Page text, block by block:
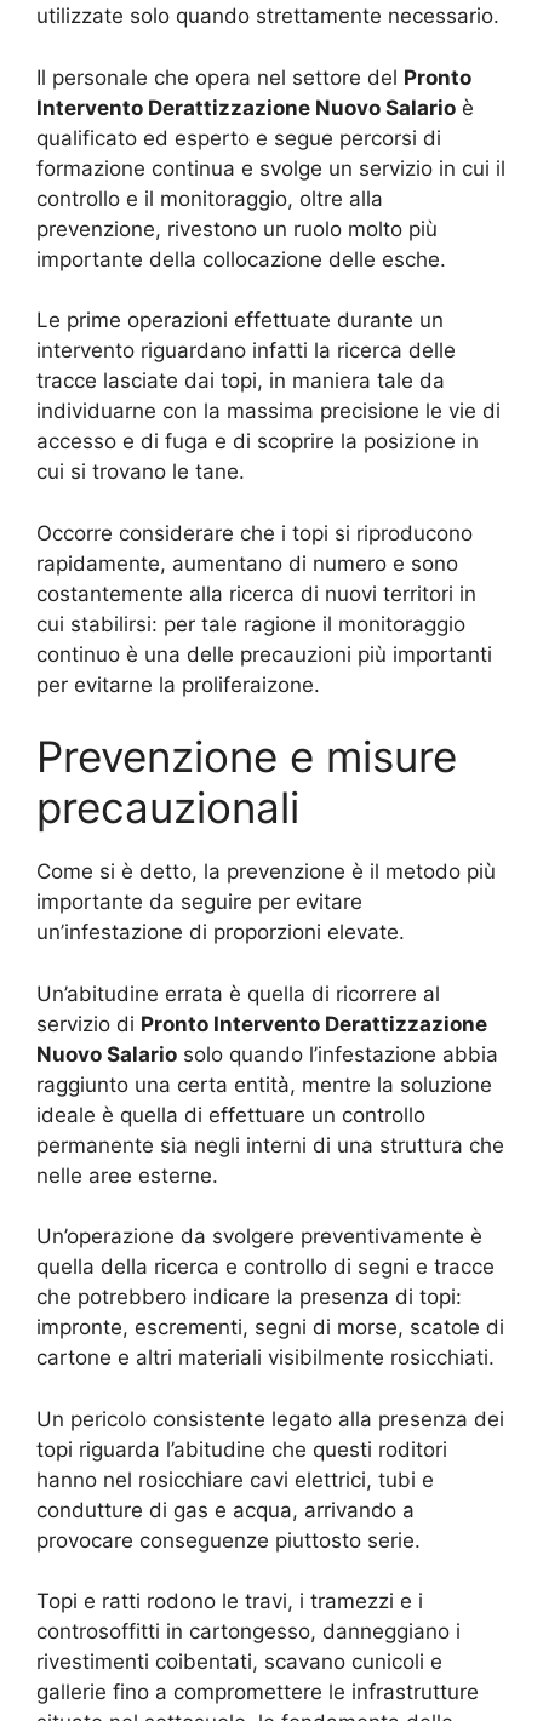
utilizzate solo quando strettamente necessario.
Il personale che opera nel settore del Pronto
Intervento Derattizzazione Nuovo Salario è
qualificato ed esperto e segue percorsi di
formazione continua e svolge un servizio in cui il
controllo e il monitoraggio, oltre alla
prevenzione, rivestono un ruolo molto più
importante della collocazione delle esche.
Le prime operazioni effettuate durante un
intervento riguardano infatti la ricerca delle
tracce lasciate dai topi, in maniera tale da
individuarne con la massima precisione le vie di
accesso e di fuga e di scoprire la posizione in
cui si trovano le tane.
Occorre considerare che i topi si riproducono
rapidamente, aumentano di numero e sono
costantemente alla ricerca di nuovi territori in
cui stabilirsi: per tale ragione il monitoraggio
continuo è una delle precauzioni più importanti
per evitarne la proliferaizone.
Prevenzione e misure
precauzionali
Come si è detto, la prevenzione è il metodo più
importante da seguire per evitare
un’infestazione di proporzioni elevate.
Un’abitudine errata è quella di ricorrere al
servizio di Pronto Intervento Derattizzazione
Nuovo Salario solo quando l’infestazione abbia
raggiunto una certa entità, mentre la soluzione
ideale è quella di effettuare un controllo
permanente sia negli interni di una struttura che
nelle aree esterne.
Un’operazione da svolgere preventivamente è
quella della ricerca e controllo di segni e tracce
che potrebbero indicare la presenza di topi:
impronte, escrementi, segni di morse, scatole di
cartone e altri materiali visibilmente rosicchiati.
Un pericolo consistente legato alla presenza dei
topi riguarda l’abitudine che questi roditori
hanno nel rosicchiare cavi elettrici, tubi e
condutture di gas e acqua, arrivando a
provocare conseguenze piuttosto serie.
Topi e ratti rodono le travi, i tramezzi e i
controsoffitti in cartongesso, danneggiano i
rivestimenti coibentati, scavano cunicoli e
gallerie fino a compromettere le infrastrutture